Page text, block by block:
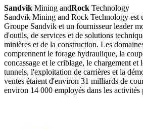
Sandvik Mining andRock Technology
Sandvik Mining and Rock Technology est
Groupe Sandvik et un fournisseur leader
d'outils, de services et de solutions
minières et de la construction. Les
comprennent le forage hydraulique, la
concassage et le criblage, le chargement et
tunnels, l'exploitation de carrières et la
ventes étaient d'environ 31 milliards de
environ 14 000 employés dans les activités